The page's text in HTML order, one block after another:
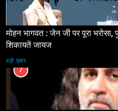
मोहन भागवत : जेन जी पर पूरा भरोसा,
शिकायतें जायज
बड़ी ख़बर
7